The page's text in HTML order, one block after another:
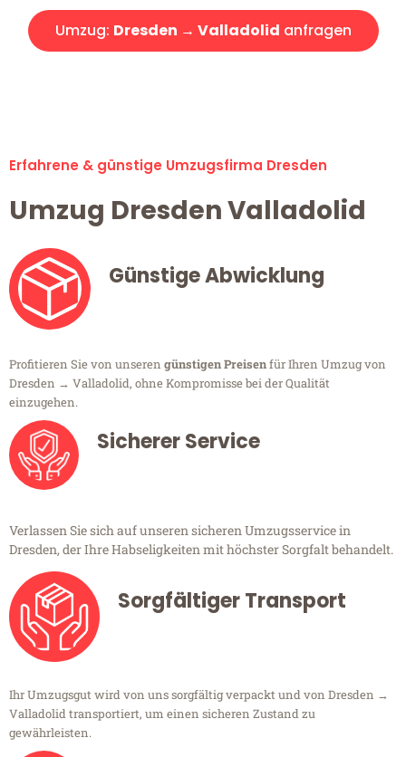
Umzug: Dresden → Valladolid anfragen
Erfahrene & günstige Umzugsfirma Dresden
Umzug Dresden Valladolid
Günstige Abwicklung
Profitieren Sie von unseren günstigen Preisenfür Ihren Umzug von
Dresden → Valladolid, ohne Kompromisse bei der Qualität
einzugehen.
Sicherer Service
Verlassen Sie sich auf unseren sicheren Umzugsservice in
Dresden, der Ihre Habseligkeiten mit höchster Sorgfalt behandelt.
Sorgfältiger Transport
Ihr Umzugsgut wird von uns sorgfältig verpackt und von Dresden →
Valladolid transportiert, um einen sicheren Zustand zu
gewährleisten.